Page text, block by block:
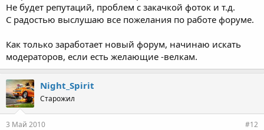
Не будет репутаций, проблем с закачкой фоток и т.д.
С радостью выслушаю все пожелания по работе форуме.
Как только заработает новый форум, начинаю искать
модераторов, если есть желающие -велкам.
Night_Spirit
Старожил
3 Май 2010 #12